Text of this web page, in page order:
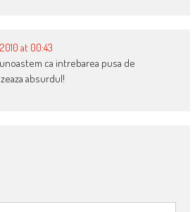
at 00:43
ca intrebarea pusa de
absurdul!